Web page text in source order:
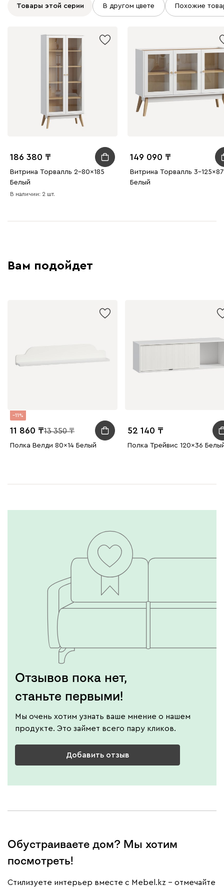
Товары этой серии В другом цвете Похожие
186 380
Витрина Торвалль 2-80x185
Белый
В наличии: 2 шт.
149 090
Витрина Торвалль 3-125x87
Белый
Вам подойдет
11
11 860 13 350
Полка Велди 80x14 Белый
52 140
Полка Трейвис 120x36
Отзывов пока нет,
станьте первыми!
Мы очень хотим узнать ваше мнение о нашем
продукте. Это займет всего пару кликов.
Добавить отзыв
Обустраиваете дом? Мы хотим
посмотреть!
Cтилизуете интерьер вместе с Mebel.kz – отмечайте